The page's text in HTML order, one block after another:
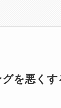
を悪くす